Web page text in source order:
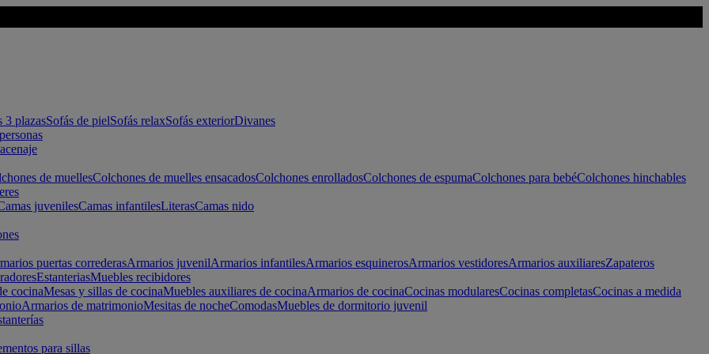
3 plazasSofás de pielSofás relaxSofás exteriorDivanes
de muellesColchones de muelles ensacadosColchones enrolladosColchones de espumaColchones para bebéColchones hinchables
juvenilesCamas infantilesLiterasCamas nido
puertas correderasArmarios juvenilArmarios infantilesArmarios esquinerosArmarios vestidoresArmarios auxiliaresZapateros
EstanteriasMuebles recibidores
cocinaMesas y sillas de cocinaMuebles auxiliares de cocinaArmarios de cocinaCocinas modularesCocinas completasCocinas a medida
Armarios de matrimonioMesitas de nocheComodasMuebles de dormitorio juvenil
para sillas